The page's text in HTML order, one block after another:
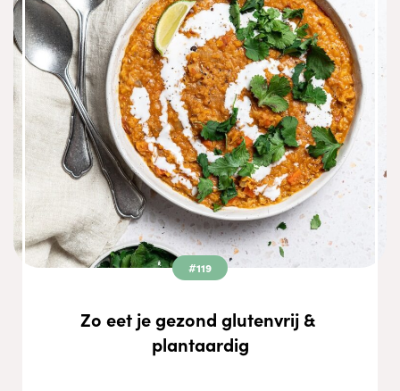
#119
Zo eet je gezond glutenvrij &
plantaardig